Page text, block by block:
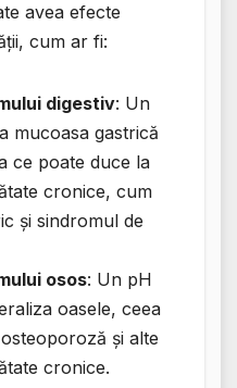
avea efecte
cum ar fi:
digestiv: Un
mucoasa gastrică
ce poate duce la
cronice, cum
și sindromul de
osos: Un pH
oasele, ceea
și alte
cronice.